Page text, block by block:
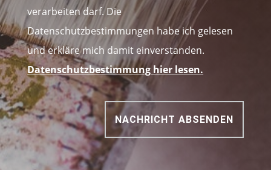
verarbeiten darf. Die
Datenschutzbestimmungen habe ich gelesen
und erkläre mich damit einverstanden.
Datenschutzbestimmung hier lesen.
NACHRICHT ABSENDEN